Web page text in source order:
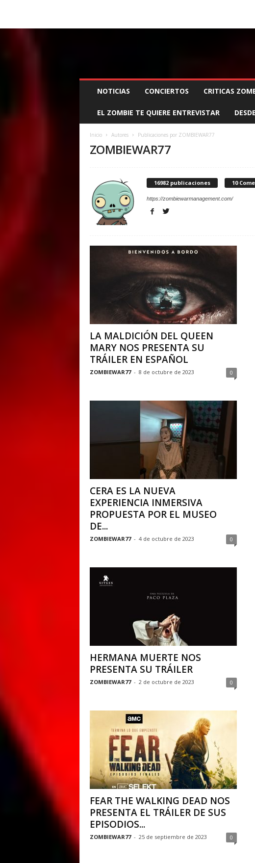
I
NOTICIAS CONCIERTOS CRITICAS
EL ZOMBIE TE QUIERE ENTREVISTAR
Inicio Autores Publicaciones por ZOMBIEWAR77
ZOMBIEWAR77
16982 publicaciones 10
https://zombiewarmanagement.com/
LA MALDICIÓN DEL QUEEN
MARY NOS PRESENTA SU
TRÁILER EN ESPAÑOL
ZOMBIEWAR77 - 8 de octubre de 2023 0
CERA ES LA NUEVA
EXPERIENCIA INMERSIVA
PROPUESTA POR EL MUSEO
DE...
ZOMBIEWAR77 - 4 de octubre de 2023 0
HERMANA MUERTE NOS
PRESENTA SU TRÁILER
ZOMBIEWAR77 - 2 de octubre de 2023 0
FEAR THE WALKING DEAD NOS
PRESENTA EL TRÁILER DE SUS
EPISODIOS...
ZOMBIEWAR77 - 25 de septiembre de 2023 0